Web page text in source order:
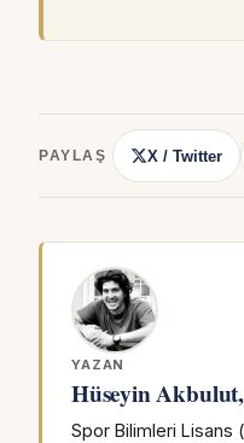
PAYLAŞ X / Twitter
YAZAN
Hüseyin
Spor Bilimleri Lisans